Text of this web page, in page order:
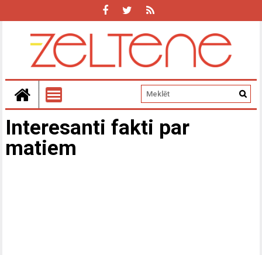
Interesanti fakti par
matiem